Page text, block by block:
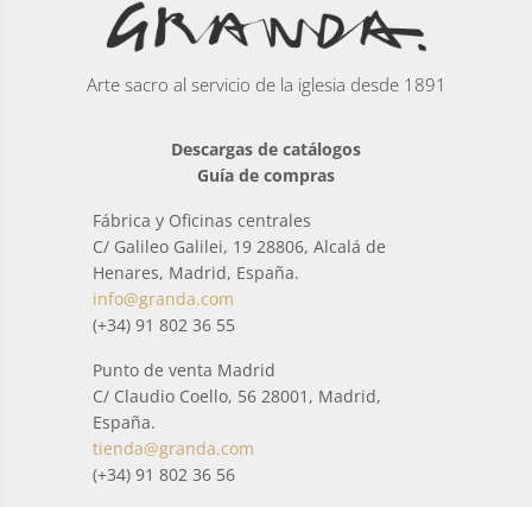
Arte sacro al servicio de la iglesia desde 1891
Descargas de catálogos
Guía de compras
Fábrica y Oficinas centrales
C/ Galileo Galilei, 19 28806, Alcalá de
Henares, Madrid, España.
info@granda.com
(+34) 91 802 36 55
Punto de venta Madrid
C/ Claudio Coello, 56 28001, Madrid,
España.
tienda@granda.com
(+34) 91 802 36 56